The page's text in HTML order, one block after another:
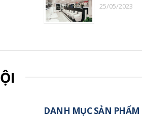
25/05/2023
DANH MỤC SẢN PHẨM